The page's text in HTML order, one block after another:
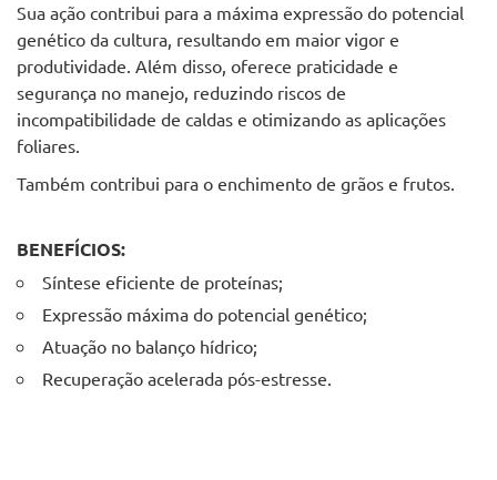
Sua ação contribui para a máxima expressão do potencial
genético da cultura, resultando em maior vigor e
produtividade. Além disso, oferece praticidade e
segurança no manejo, reduzindo riscos de
incompatibilidade de caldas e otimizando as aplicações
foliares.
Também contribui para o enchimento de grãos e frutos.
BENEFÍCIOS:
Síntese eficiente de proteínas;
Expressão máxima do potencial genético;
Atuação no balanço hídrico;
Recuperação acelerada pós-estresse.